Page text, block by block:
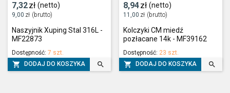
7,32zł (netto)
9,00 zł (brutto)
Naszyjnik Xuping Stal 316L -
MF22873
Dostępność: 7 szt.
 DODAJ DO KOSZYKA 
8,94zł (netto)
11,00 zł (brutto)
Kolczyki CM miedź
pozłacane 14k - MF39162
Dostępność: 23 szt.
 DODAJ DO KOSZYKA 